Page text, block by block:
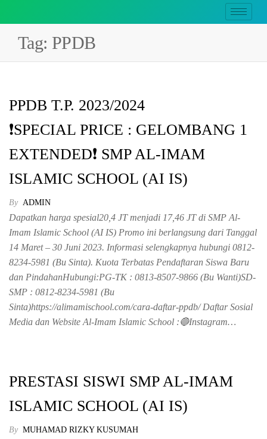
Tag: PPDB
PPDB T.P. 2023/2024
❗SPECIAL PRICE : GELOMBANG 1
EXTENDED❗ SMP AL-IMAM
ISLAMIC SCHOOL (AI IS)
By ADMIN
Dapatkan harga spesial20,4 JT menjadi 17,46 JT di SMP Al-
Imam Islamic School (AI IS) Promo ini berlangsung dari Tanggal
14 Maret – 30 Juni 2023. Informasi selengkapnya hubungi 0812-
8234-5981 (Bu Sinta). Kuota Terbatas Pendaftaran Siswa Baru
dan PindahanHubungi:PG-TK : 0813-8507-9866 (Bu Wanti)SD-
SMP : 0812-8234-5981 (Bu
Sinta)https://alimamischool.com/cara-daftar-ppdb/ Daftar Sosial
Media dan Website Al-Imam Islamic School :🔵Instagram…
PRESTASI SISWI SMP AL-IMAM
ISLAMIC SCHOOL (AI IS)
By MUHAMAD RIZKY KUSUMAH